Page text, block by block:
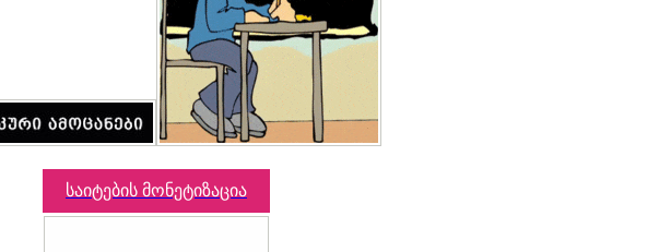
საიტების მონეტიზაცია